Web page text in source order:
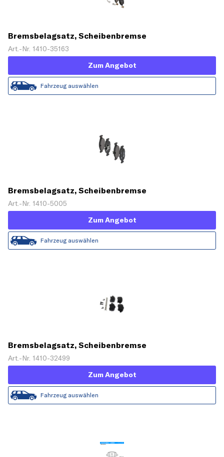
Bremsbelagsatz, Scheibenbremse
Art.-Nr. 1410-35163
Zum Angebot
Fahrzeug auswählen
Bremsbelagsatz, Scheibenbremse
Art.-Nr. 1410-5005
Zum Angebot
Fahrzeug auswählen
Bremsbelagsatz, Scheibenbremse
Art.-Nr. 1410-32499
Zum Angebot
Fahrzeug auswählen